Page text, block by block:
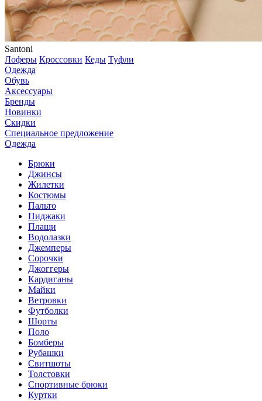
Santoni
Лоферы Кроссовки Кеды Туфли
Одежда
Обувь
Аксессуары
Бренды
Новинки
Скидки
Специальное предложение
Одежда
Брюки
Джинсы
Жилетки
Костюмы
Пальто
Пиджаки
Плащи
Водолазки
Джемперы
Сорочки
Джоггеры
Кардиганы
Майки
Ветровки
Футболки
Шорты
Поло
Бомберы
Рубашки
Свитшоты
Толстовки
Спортивные брюки
Куртки